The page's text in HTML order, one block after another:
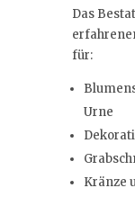
Das
für:
Urne
Kränze